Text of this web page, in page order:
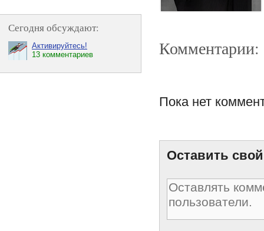
Комментарии:
Пока нет
Оставить
Сегодня обсуждают:
Активируйтесь!
13 комментариев